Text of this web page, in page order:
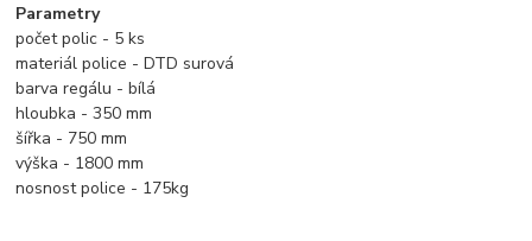
Parametry
počet polic - 5 ks
materiál police - DTD surová
barva regálu - bílá
hloubka - 350 mm
šířka - 750 mm
výška - 1800 mm
nosnost police - 175kg